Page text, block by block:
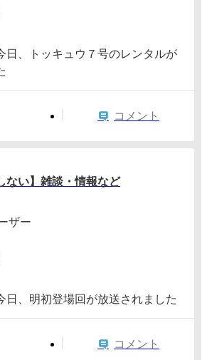
日、トッキュウ７号のレンタルが
コメント
ない】雑談・情報など
ザー
日、明初登場回が放送されました
コメント